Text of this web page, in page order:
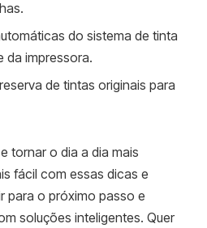
do sistema de tinta
da impressora.
de tintas originais para
tornar o dia a dia mais
fácil com essas dicas e
para o próximo passo e
soluções inteligentes. Quer